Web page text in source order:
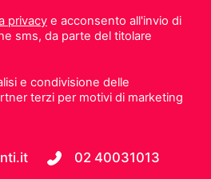
privacye acconsento all'invio di
sms, da parte del titolare
e condivisione delle
terzi per motivi di marketing
02 40031013